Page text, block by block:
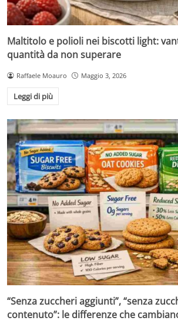
Maltitolo e polioli nei biscotti light:
quantità da non superare
Raffaele Moauro Maggio 3, 2026
Leggi di più
“Senza zuccheri aggiunti”, “senza
contenuto”: le differenze che